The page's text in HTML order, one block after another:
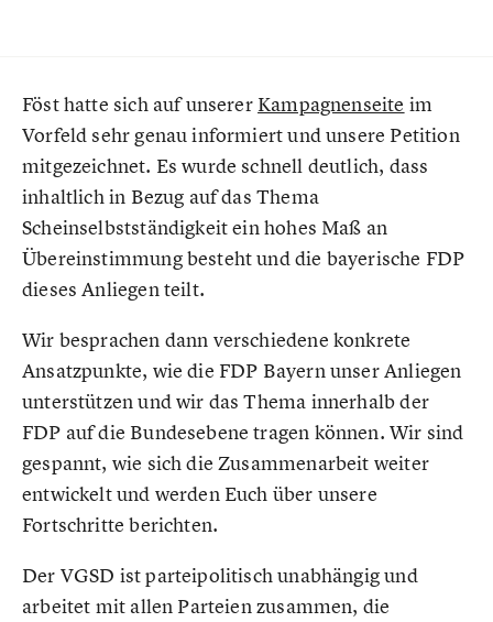
Föst hatte sich auf unserer Kampagnenseite im
Vorfeld sehr genau informiert und unsere Petition
mitgezeichnet. Es wurde schnell deutlich, dass
inhaltlich in Bezug auf das Thema
Scheinselbstständigkeit ein hohes Maß an
Übereinstimmung besteht und die bayerische FDP
dieses Anliegen teilt.
Wir besprachen dann verschiedene konkrete
Ansatzpunkte, wie die FDP Bayern unser Anliegen
unterstützen und wir das Thema innerhalb der
FDP auf die Bundesebene tragen können. Wir sind
gespannt, wie sich die Zusammenarbeit weiter
entwickelt und werden Euch über unsere
Fortschritte berichten.
Der VGSD ist parteipolitisch unabhängig und
arbeitet mit allen Parteien zusammen, die